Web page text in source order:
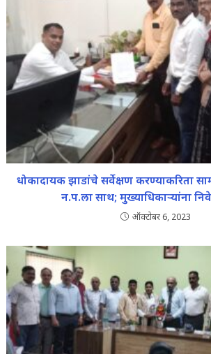
धोकादायक झाडांचे सर्वेक्षण करण्याकरिता
न.प.ला साथ; मुख्याधिकाऱ्यांना
ऑक्टोबर 6, 2023